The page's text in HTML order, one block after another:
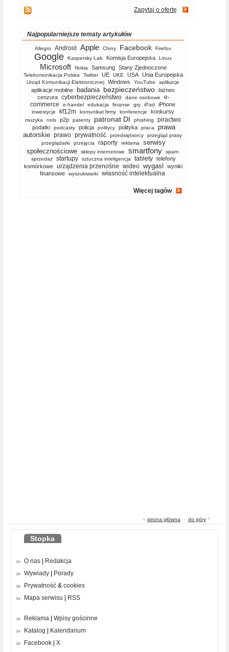
Zapytaj o ofertę
Najpopularniejsze tematy artykułów
Allegro Android Apple Chiny Facebook Firefox
Google Kaspersky Lab Komisja Europejska Linux
Microsoft Nokia Samsung Stany Zjednoczone
Telekomunikacja Polska Twitter UE UKE USA Unia Europejska
Urząd Komunikacji Elektronicznej Windows YouTube aplikacje
aplikacje mobilne badania bezpieczeństwo biznes
cenzura cyberbezpieczeństwo dane osobowe
e-
commerce
e-handel edukacja finanse gry iPad iPhone
inwestycje kf12m komunikat firmy konferencje konkursy
muzyka nols p2p patenty patronat DI phishing piractwo
podatki podcasty policja politycy polityka praca
prawa
autorskie prawo prywatność przedsiębiorcy
przegląd prasy
przeglądarki
przejęcia raporty reklama
serwisy
społecznościowe
sklepy internetowe smartfony
spam
sprzedaż
startupy sztuczna inteligencja tablety telefony
komórkowe
urządzenia przenośne wideo wygasl
wyniki
finansowe
wyszukiwarki własność intelektualna
Więcej tagów
« strona główna - do góry ^
Stopka
O nas | Redakcja
Wywiady | Porady
Prywatność & cookies
Mapa serwisu | RSS
Reklama | Wpisy gościnne
Katalog | Kalendarium
Facebook | X